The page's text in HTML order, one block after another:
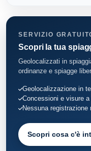
Terracina
Ventotene
SERVIZIO
Scopri la tua
Geolocalizzati in
ordinanze e spiagge
Geolocalizzazione in
Concessioni e visure
Nessuna registrazione
Scopri cosa c'è